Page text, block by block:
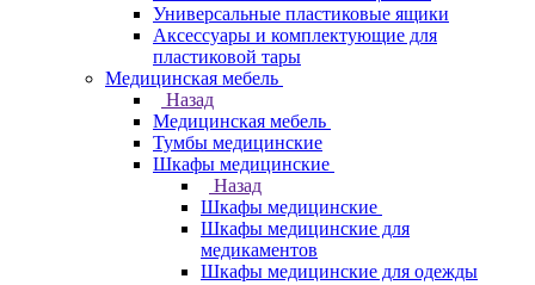
Универсальные пластиковые ящики
Аксессуары и комплектующие для
пластиковой тары
Медицинская мебель
Назад
Медицинская мебель
Тумбы медицинские
Шкафы медицинские
Назад
Шкафы медицинские
Шкафы медицинские для
медикаментов
Шкафы медицинские для одежды